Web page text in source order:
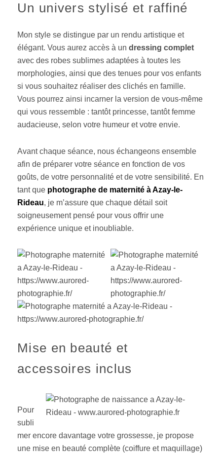
Un univers stylisé et raffiné
Mon style se distingue par un rendu artistique et
élégant. Vous aurez accès à un dressing complet
avec des robes sublimes adaptées à toutes les
morphologies, ainsi que des tenues pour vos enfants
si vous souhaitez réaliser des clichés en famille.
Vous pourrez ainsi incarner la version de vous-même
qui vous ressemble : tantôt princesse, tantôt femme
audacieuse, selon votre humeur et votre envie.
Avant chaque séance, nous échangeons ensemble
afin de préparer votre séance en fonction de vos
goûts, de votre personnalité et de votre sensibilité. En
tant que photographe de maternité à Azay-le-
Rideau, je m’assure que chaque détail soit
soigneusement pensé pour vous offrir une
expérience unique et inoubliable.
Mise en beauté et
accessoires inclus
Pour
subli
mer encore davantage votre grossesse, je propose
une mise en beauté complète (coiffure et maquillage)